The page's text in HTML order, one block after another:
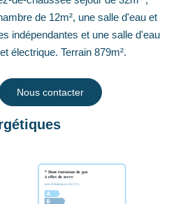
de 12m², une salle d'eau et
indépendantes et une salle d'eau
électrique. Terrain 879m².
Nous contacter